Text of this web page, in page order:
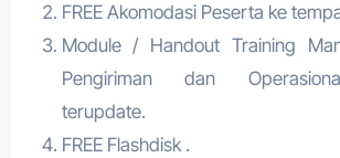
FREE Akomodasi Peserta ke
Module / Handout Training
Pengiriman dan
terupdate.
FREE Flashdisk .